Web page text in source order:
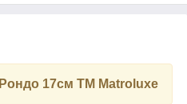
17см ТМ Matroluxe